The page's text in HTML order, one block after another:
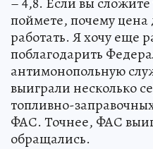
поймете, почему
работать. Я хочу еще
поблагодарить
антимонопольную
выиграли несколько
топливно-
ФАС. Точнее, ФАС
обращались.